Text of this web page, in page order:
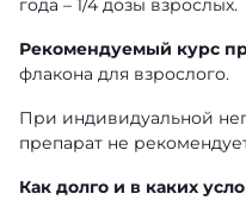
года – 1/4 дозы взрослых.
Рекомендуемый курс
флакона для взрослого.
При индивидуальной
препарат не
Как долго и в каких